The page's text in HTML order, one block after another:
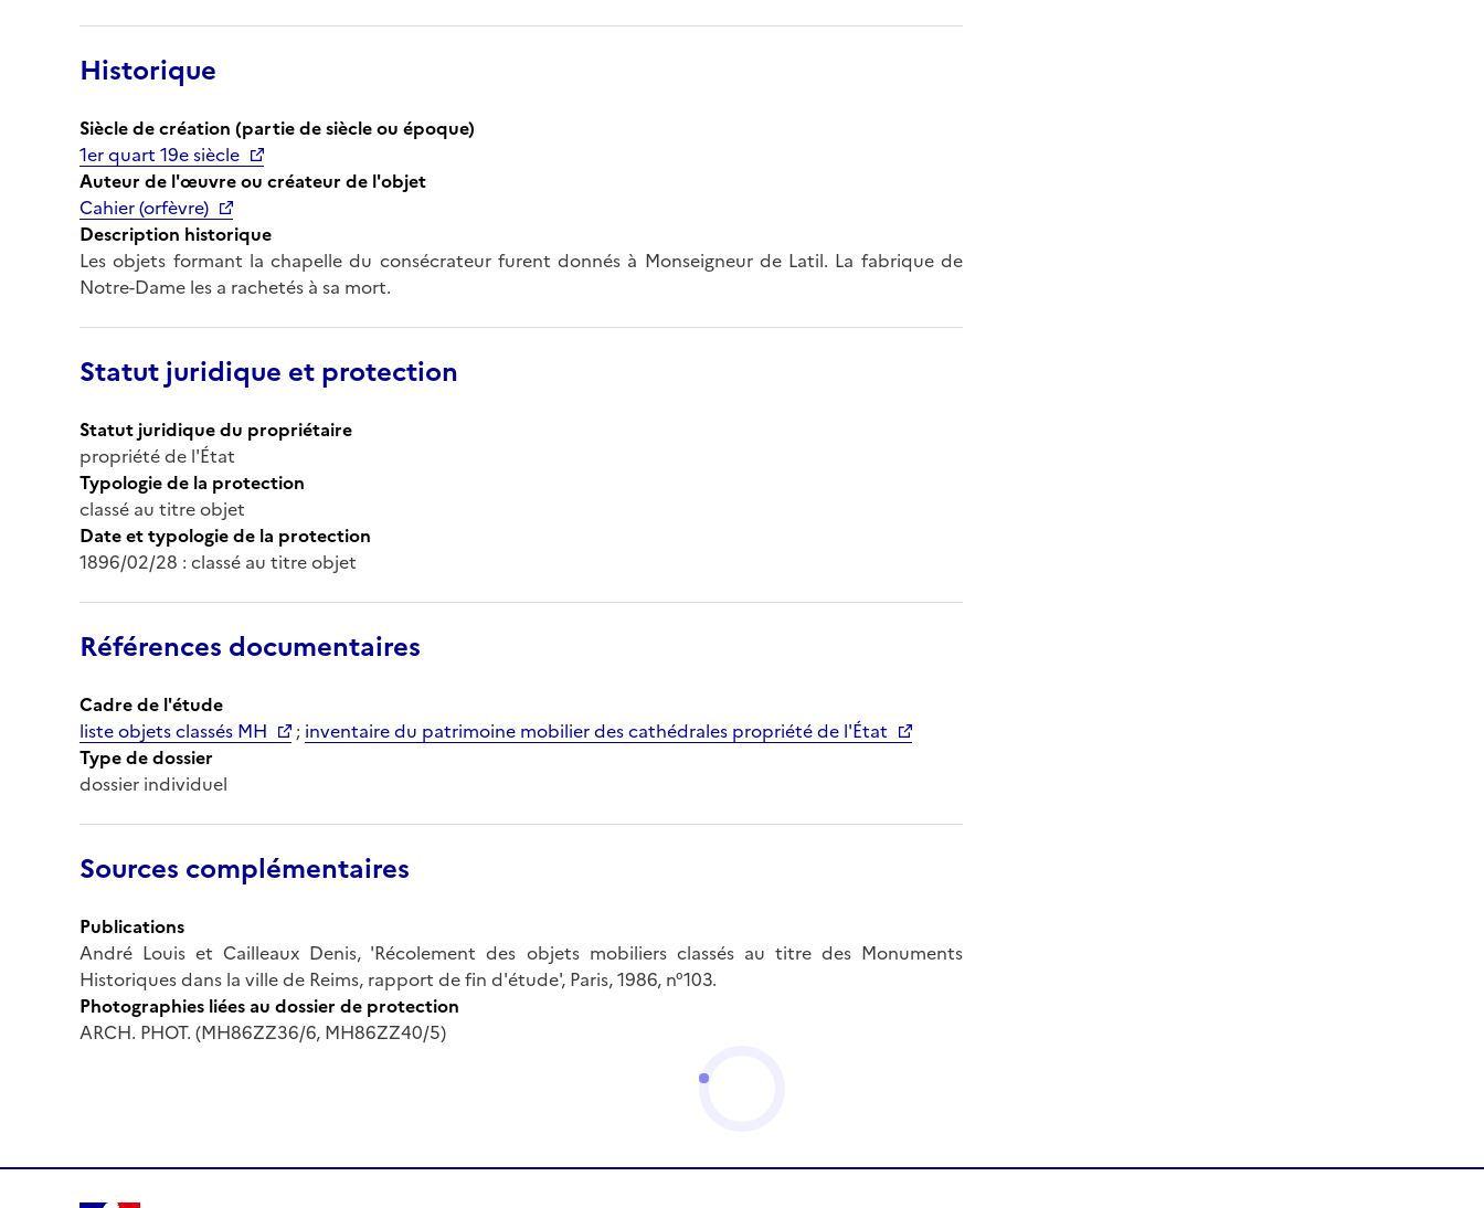
Historique
Siècle de création (partie de siècle ou époque)
1er quart 19e siècle
Auteur de l'œuvre ou créateur de l'objet
Cahier (orfèvre)
Description historique
Les objets formant la chapelle du consécrateur furent donnés à Monseigneur de Latil. La fabrique de
Notre-Dame les a rachetés à sa mort.
Statut juridique et protection
Statut juridique du propriétaire
propriété de l'État
Typologie de la protection
classé au titre objet
Date et typologie de la protection
1896/02/28 : classé au titre objet
Références documentaires
Cadre de l'étude
liste objets classés MH
; inventaire du patrimoine mobilier des cathédrales propriété de l'État
Type de dossier
dossier individuel
Sources complémentaires
Publications
André Louis et Cailleaux Denis, 'Récolement des objets mobiliers classés au titre des Monuments
Historiques dans la ville de Reims, rapport de fin d'étude', Paris, 1986, n°103.
Photographies liées au dossier de protection
ARCH. PHOT. (MH86ZZ36/6, MH86ZZ40/5)